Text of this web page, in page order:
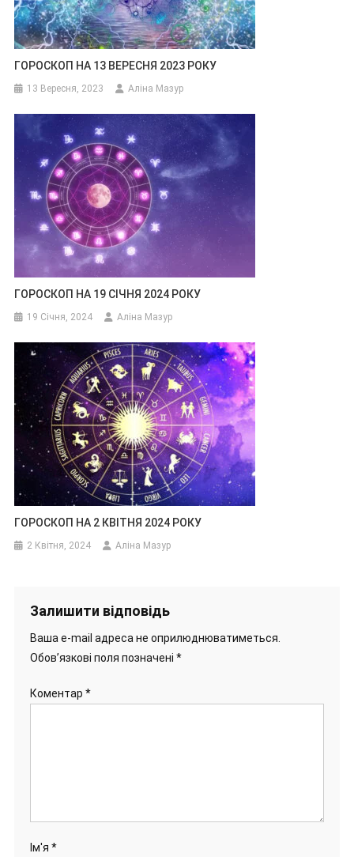
ГОРОСКОП НА 13 ВЕРЕСНЯ 2023 РОКУ
13 Вересня, 2023 Аліна Мазур
ГОРОСКОП НА 19 СІЧНЯ 2024 РОКУ
19 Січня, 2024 Аліна Мазур
ГОРОСКОП НА 2 КВІТНЯ 2024 РОКУ
2 Квітня, 2024 Аліна Мазур
Залишити відповідь
Ваша e-mail адреса не оприлюднюватиметься.
Обов’язкові поля позначені *
Коментар *
Ім'я *